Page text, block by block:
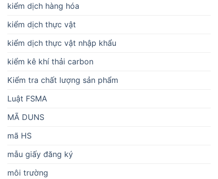
kiểm dịch hàng hóa
kiểm dịch thực vật
kiểm dịch thực vật nhập khẩu
kiểm kê khí thải carbon
Kiểm tra chất lượng sản phẩm
Luật FSMA
MÃ DUNS
mã HS
mẫu giấy đăng ký
môi trường